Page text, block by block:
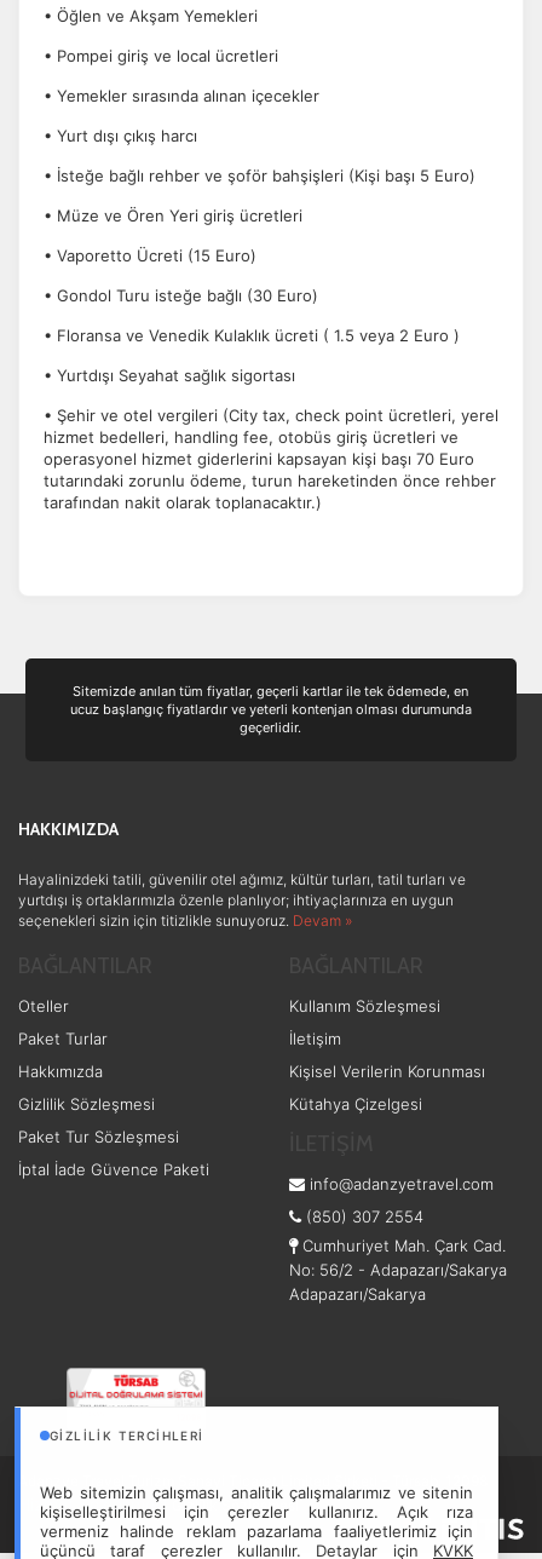
GIZLILIK TERCIHLERI
Web sitemizin çalışması, analitik çalışmalarımız ve sitenin
kişiselleştirilmesi için çerezler kullanırız. Açık rıza
vermeniz halinde reklam pazarlama faaliyetlerimiz için
üçüncü taraf çerezler kullanılır. Detaylar için KVKK
• Öğlen ve Akşam Yemekleri
• Pompei giriş ve local ücretleri
• Yemekler sırasında alınan içecekler
• Yurt dışı çıkış harcı
• İsteğe bağlı rehber ve şoför bahşişleri (Kişi başı 5 Euro)
• Müze ve Ören Yeri giriş ücretleri
• Vaporetto Ücreti (15 Euro)
• Gondol Turu isteğe bağlı (30 Euro)
• Floransa ve Venedik Kulaklık ücreti ( 1.5 veya 2 Euro )
• Yurtdışı Seyahat sağlık sigortası
• Şehir ve otel vergileri (City tax, check point ücretleri, yerel
hizmet bedelleri, handling fee, otobüs giriş ücretleri ve
operasyonel hizmet giderlerini kapsayan kişi başı 70 Euro
tutarındaki zorunlu ödeme, turun hareketinden önce rehber
tarafından nakit olarak toplanacaktır.)
Sitemizde anılan tüm fiyatlar, geçerli kartlar ile tek ödemede, en
ucuz başlangıç fiyatlardır ve yeterli kontenjan olması durumunda
geçerlidir.
HAKKIMIZDA
Hayalinizdeki tatili, güvenilir otel ağımız, kültür turları, tatil turları ve
yurtdışı iş ortaklarımızla özenle planlıyor; ihtiyaçlarınıza en uygun
seçenekleri sizin için titizlikle sunuyoruz. Devam »
Oteller
Paket Turlar
Hakkımızda
Gizlilik Sözleşmesi
Paket Tur Sözleşmesi
İptal İade Güvence Paketi
Kullanım Sözleşmesi
İletişim
Kişisel Verilerin Korunması
Kütahya Çizelgesi
info@adanzyetravel.com
(850) 307 2554
Cumhuriyet Mah. Çark Cad.
No: 56/2 - Adapazarı/Sakarya
Adapazarı/Sakarya
Hizmet Sözleşmesi Gizlilik Sözleşmesi